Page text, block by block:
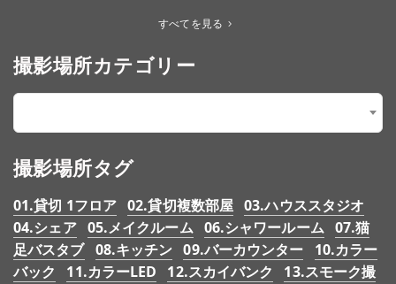
すべてを見る
撮影場所カテゴリー
×
撮影場所タグ
01.貸切 1フロア 02.貸切複数部屋 03.ハウススタジオ
04.シェア 05.メイクルーム 06.シャワールーム 07.猫
足バスタブ 08.キッチン 09.バーカウンター
10.カラー
バック
11.カラーLED 12.スカイバンク 13.スモーク撮